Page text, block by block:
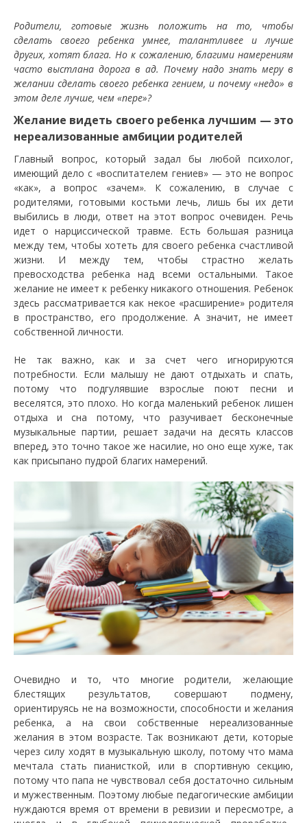
Родители, готовые жизнь положить на то, чтобы
сделать своего ребенка умнее, талантливее и лучше
других, хотят блага. Но к сожалению, благими намерениям
часто выстлана дорога в ад. Почему надо знать меру в
желании сделать своего ребенка гением, и почему «недо» в
этом деле лучше, чем «пере»?
Желание видеть своего ребенка лучшим — это
нереализованные амбиции родителей
Главный вопрос, который задал бы любой психолог,
имеющий дело с «воспитателем гениев» — это не вопрос
«как», а вопрос «зачем». К сожалению, в случае с
родителями, готовыми костьми лечь, лишь бы их дети
выбились в люди, ответ на этот вопрос очевиден. Речь
идет о нарциссической травме. Есть большая разница
между тем, чтобы хотеть для своего ребенка счастливой
жизни. И между тем, чтобы страстно желать
превосходства ребенка над всеми остальными. Такое
желание не имеет к ребенку никакого отношения. Ребенок
здесь рассматривается как некое «расширение» родителя
в пространство, его продолжение. А значит, не имеет
собственной личности.
Не так важно, как и за счет чего игнорируются
потребности. Если малышу не дают отдыхать и спать,
потому что подгулявшие взрослые поют песни и
веселятся, это плохо. Но когда маленький ребенок лишен
отдыха и сна потому, что разучивает бесконечные
музыкальные партии, решает задачи на десять классов
вперед, это точно такое же насилие, но оно еще хуже, так
как присыпано пудрой благих намерений.
Очевидно и то, что многие родители, желающие
блестящих результатов, совершают подмену,
ориентируясь не на возможности, способности и желания
ребенка, а на свои собственные нереализованные
желания в этом возрасте. Так возникают дети, которые
через силу ходят в музыкальную школу, потому что мама
мечтала стать пианисткой, или в спортивную секцию,
потому что папа не чувствовал себя достаточно сильным
и мужественным. Поэтому любые педагогические амбиции
нуждаются время от времени в ревизии и пересмотре, а